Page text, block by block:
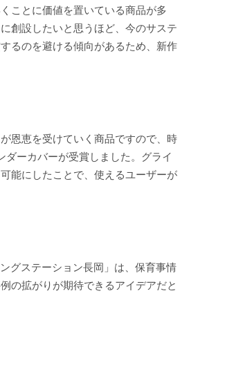
ことに価値を置いている商品が多
創設したいと思うほど、今のサステ
るのを避ける傾向があるため、新作
恩恵を受けていく商品ですので、時
ーカバーが受賞しました。グライ
能にしたことで、使えるユーザーが
グステーション長岡」は、保育事情
の拡がりが期待できるアイデアだと